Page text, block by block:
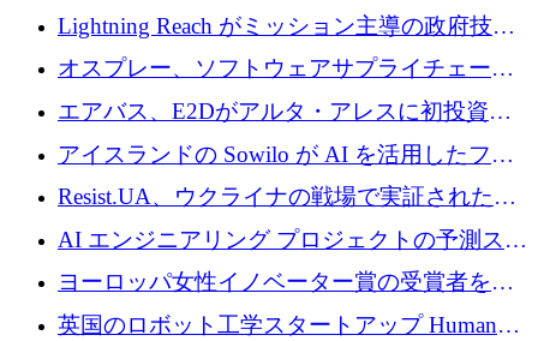
された AI の野望を推進
Lightning Reach がミッション主導の政府技術
グループとしてポートフォリオを拡大し ETG
に買収
オスプレー、ソフトウェアサプライチェーン
攻撃を阻止するために265万ドルを確保
エアバス、E2Dがアルタ・アレスに初投資、
欧州防衛技術ファンドに5億ユーロを拠出
アイスランドの Sowilo が AI を活用したファ
ッション製品インテリジェンス プラットフォ
ームを拡大するためにプレシードを調達
Resist.UA、ウクライナの戦場で実証された防
衛技術を拡大するために5,000万ユーロの欧州
基金を立ち上げる
AI エンジニアリング プロジェクトの予測スタ
ートアップ Cascade が a16z アクセラレータか
らの支援を獲得
ヨーロッパ女性イノベーター賞の受賞者を紹
介します
英国のロボット工学スタートアップ Humanoid